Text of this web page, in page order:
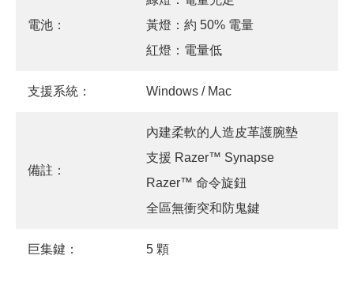
電池：
黃燈：約 50% 電量
紅燈：電量低
支援系統： Windows / Mac
備註：
內建柔軟的人造皮革護腕墊
支援 Razer™ Synapse
Razer™ 命令旋鈕
全區無衝突和防鬼鍵
巨集鍵： 5 顆